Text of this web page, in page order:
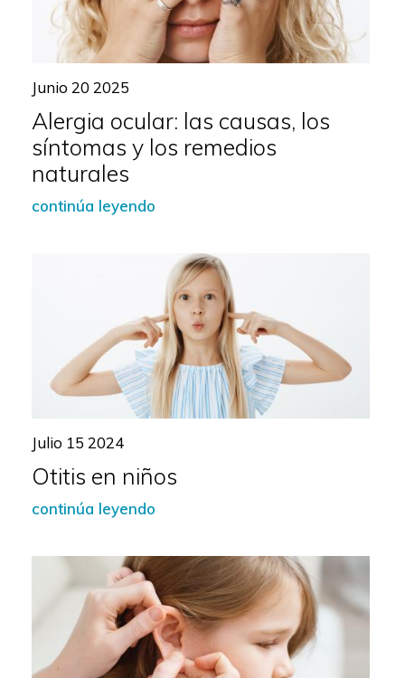
Junio 20 2025
Alergia ocular: las causas, los
síntomas y los remedios
naturales
continúa leyendo
Julio 15 2024
Otitis en niños
continúa leyendo